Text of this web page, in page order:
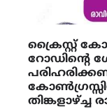
ക്രൈസ്റ്റ്
റോഡിന്റെ